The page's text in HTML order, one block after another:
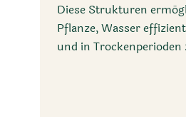
Diese Strukturen
Pflanze, Wasser
und in